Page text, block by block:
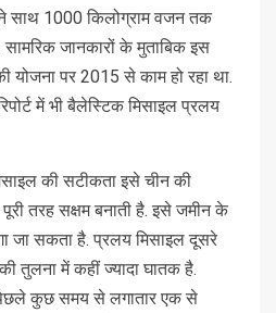
साथ 1000 किलोग्राम वजन तक
जानकारों के मुताबिक इस
योजना पर 2015 से काम हो रहा था.
में भी बैलेस्टिक मिसाइल प्रलय
की सटीकता इसे चीन की
तरह सक्षम बनाती है. इसे जमीन के
जा सकता है. प्रलय मिसाइल दूसरे
तुलना में कहीं ज्यादा घातक है.
कुछ समय से लगातार एक से